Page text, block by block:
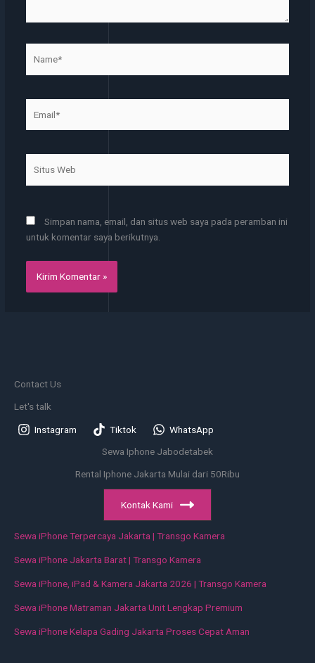
Web
Simpan nama, email, dan situs web saya pada peramban ini
untuk komentar saya berikutnya.
Contact Us
Let's talk
Instagram Tiktok
WhatsApp
Sewa Iphone Jabodetabek
Rental Iphone Jakarta Mulai dari 50Ribu
Kontak Kami
Sewa iPhone Terpercaya Jakarta | Transgo Kamera
Sewa iPhone Jakarta Barat | Transgo Kamera
Sewa iPhone, iPad & Kamera Jakarta 2026 | Transgo Kamera
Sewa iPhone Matraman Jakarta Unit Lengkap Premium
Sewa iPhone Kelapa Gading Jakarta Proses Cepat Aman